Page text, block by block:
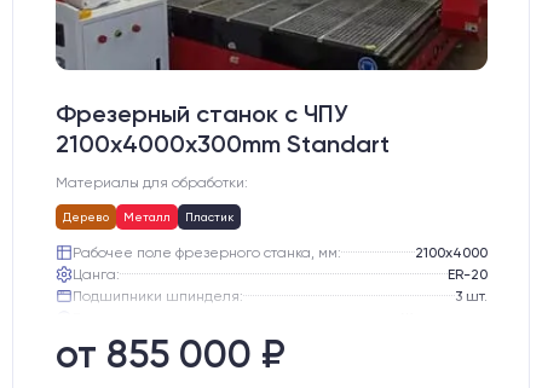
Фрезерный станок с ЧПУ
2100x4000x300mm Standart
Материалы для обработки:
Дерево Металл Пластик
Рабочее поле фрезерного станка, мм:
2100х4000
Цанга:
ER-20
Подшипники шпинделя:
3 шт.
Двигатели:
от 855 000 ₽